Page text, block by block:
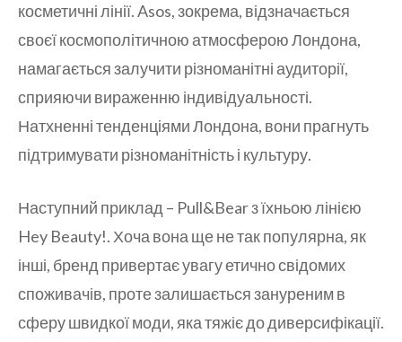
косметичні лінії. Asos, зокрема, відзначається
своєї космополітичною атмосферою Лондона,
намагається залучити різноманітні аудиторії,
сприяючи вираженню індивідуальності.
Натхненні тенденціями Лондона, вони прагнуть
підтримувати різноманітність і культуру.
Наступний приклад – Pull&Bear з їхньою лінією
Hey Beauty!. Хоча вона ще не так популярна, як
інші, бренд привертає увагу етично свідомих
споживачів, проте залишається зануреним в
сферу швидкої моди, яка тяжіє до диверсифікації.